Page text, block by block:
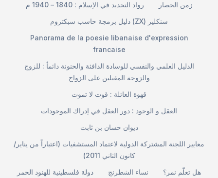
رواد التجديد في الإسلام : 1840 – 1940 م
زمن الحصار
دليل برمجة حاسب سبكتروم (ZX) سنكلير
Panorama de la poesie libanaise d'expression
francaise
الدليل العلمي والنفسي للوسادة الدافئة والحنونة دائماً : للزوج
والزوجة المقبلين على الزواج
قهوة العائلة : قوت لا تموت
العقل و الوجود : دور العقل في إدراك الموجودات
ديوان حسان بن ثابت
معايير اللجنة المشتركة الدولية لاعتماد المستشفيات (اعتباراً من يناير/
كانون الثاني 2011)
دولة فلسطينية للهنود الحمر
نساء الشطرنج
هل تعلّم نمر؟